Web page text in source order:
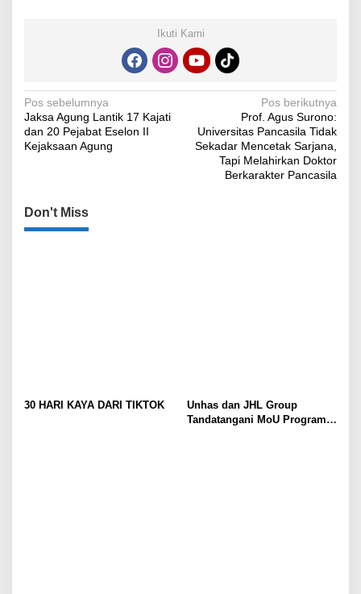
Ikuti Kami
Navigasi
pos
Pos sebelumnya
Jaksa Agung Lantik 17 Kajati
dan 20 Pejabat Eselon II
Kejaksaan Agung
Pos berikutnya
Prof. Agus Surono:
Universitas Pancasila Tidak
Sekadar Mencetak Sarjana,
Tapi Melahirkan Doktor
Berkarakter Pancasila
Don't Miss
30 HARI KAYA DARI TIKTOK
Unhas dan JHL Group
Tandatangani MoU Program